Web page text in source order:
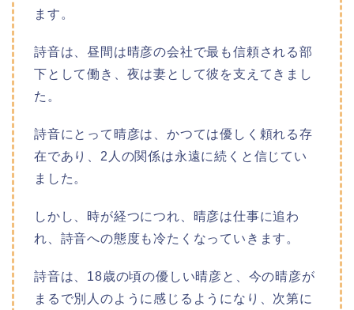
ます。
詩音は、昼間は晴彦の会社で最も信頼される部
下として働き、夜は妻として彼を支えてきまし
た。
詩音にとって晴彦は、かつては優しく頼れる存
在であり、2人の関係は永遠に続くと信じてい
ました。
しかし、時が経つにつれ、晴彦は仕事に追わ
れ、詩音への態度も冷たくなっていきます。
詩音は、18歳の頃の優しい晴彦と、今の晴彦が
まるで別人のように感じるようになり、次第に